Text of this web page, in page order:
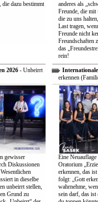
dazu bestimmt
anderes als
Freunde, die mit
die zu uns
Last tragen,
Freunde nicht
Freundschaften
das
rein!
2026- Unbeirrt
gewisser
Diskussionen
in dieselbe
unbeirrt stellen,
Grund zu
erkennen
Eine Neuauflage
Oratorium
erkennen, das
folgt: „Gott
wahrnehme,
sein darf, das ist